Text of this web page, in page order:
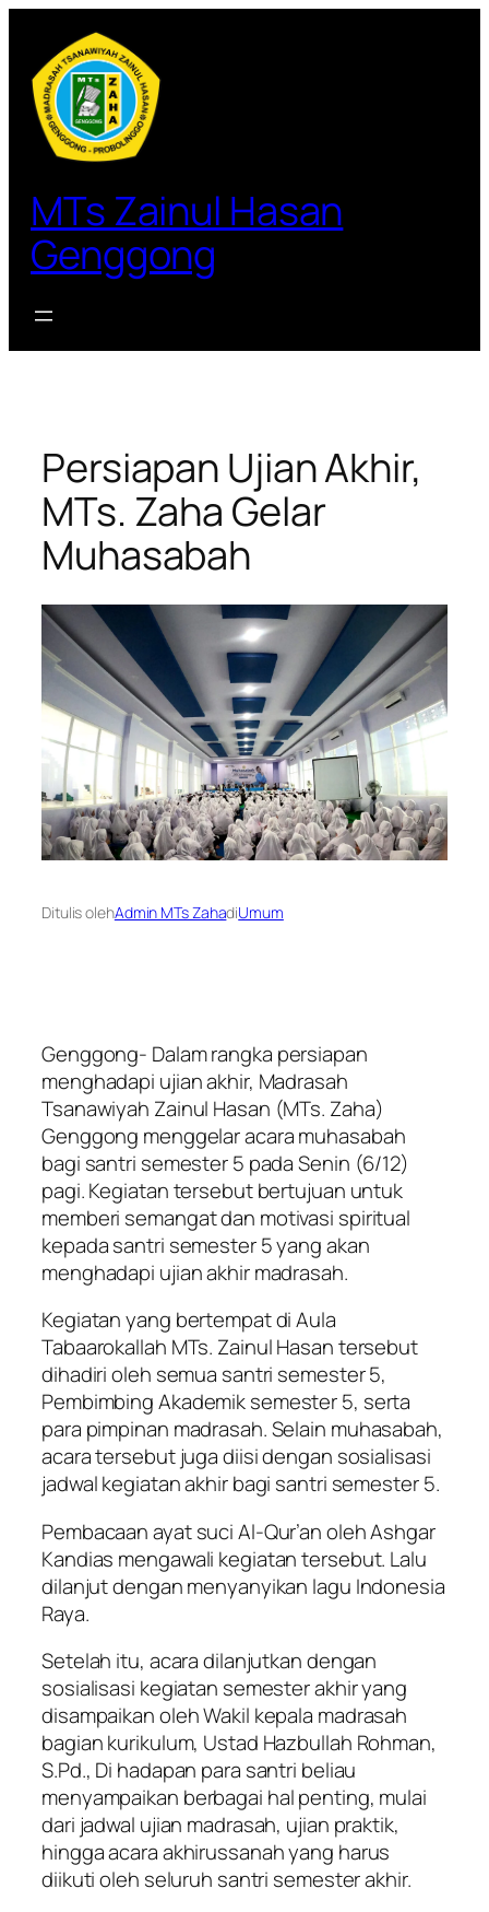
konten
MTs Zainul Hasan
Genggong
Persiapan Ujian Akhir,
MTs. Zaha Gelar
Muhasabah
Ditulis olehAdmin MTs ZahadiUmum
Genggong- Dalam rangka persiapan
menghadapi ujian akhir, Madrasah
Tsanawiyah Zainul Hasan (MTs. Zaha)
Genggong menggelar acara muhasabah
bagi santri semester 5 pada Senin (6/12)
pagi. Kegiatan tersebut bertujuan untuk
memberi semangat dan motivasi spiritual
kepada santri semester 5 yang akan
menghadapi ujian akhir madrasah.
Kegiatan yang bertempat di Aula
Tabaarokallah MTs. Zainul Hasan tersebut
dihadiri oleh semua santri semester 5,
Pembimbing Akademik semester 5, serta
para pimpinan madrasah. Selain muhasabah,
acara tersebut juga diisi dengan sosialisasi
jadwal kegiatan akhir bagi santri semester 5.
Pembacaan ayat suci Al-Qur’an oleh Ashgar
Kandias mengawali kegiatan tersebut. Lalu
dilanjut dengan menyanyikan lagu Indonesia
Raya.
Setelah itu, acara dilanjutkan dengan
sosialisasi kegiatan semester akhir yang
disampaikan oleh Wakil kepala madrasah
bagian kurikulum, Ustad Hazbullah Rohman,
S.Pd., Di hadapan para santri beliau
menyampaikan berbagai hal penting, mulai
dari jadwal ujian madrasah, ujian praktik,
hingga acara akhirussanah yang harus
diikuti oleh seluruh santri semester akhir.